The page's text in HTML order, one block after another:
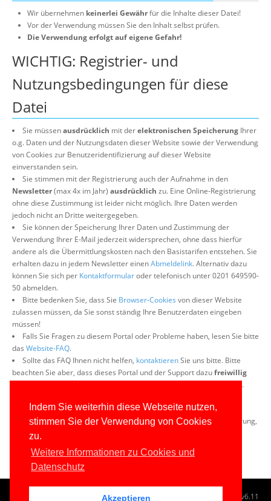
Indem Sie weiterhin diese Webseite nutzen,
stimmen Sie der Verwendung von Cookies
zu.
Weitere Informationen zu Cookies und
Datenschutz
Akzeptieren
Wir übernehmen keinerlei Gewährfür die Inhalte dieser Datei!
Vor der Verwendung müssen Sie den Inhalt selbst prüfen.
Die Verwendung erfolgt auf eigene Gefahr!
WICHTIG: Registrier- und
Nutzungsbedingungen für diese
Datei
Sie müssenausdrücklich mit derelektronischen Speicherung Ihrer
o.g. Daten und der Nutzungsdaten dieser Website sowie der Verwendung
von Cookies zur Benutzeridentifizierung auf dieser Website
einverstanden sein.
Sie stimmen mit der Registrierung auch der Aufnahme in den
Newsletter(max 4x im Jahr) ausdrücklich zu. Eine Online-Registrierung
ohne diese Zustimmung ist leider nicht möglich. Ihre Daten werden
jedoch nicht an Dritte weitergegeben.
Sie können der Speicherung Ihrer Daten und Zustimmung der
Verwendung Ihrer E-Mail jederzeit widersprechen, ohne dass hierfür
andere als die Übermittlungskosten nach den Basistarifen entstehen. Sie
erhalten dazu in jedem Newsletter einenAbmeldelink. Alternativ dazu
können Sie sich per Kontaktformularoder telefonisch unter 0201 649590-
50 abmelden.
Bitte bedenken Sie, dass Sie Browser-Cookies von dieser Website
zulassen müssen, da Sie sonst ständig Ihre Benutzerdaten eingeben
müssen!
Falls Sie Fragen zu diesem Portal oder Probleme haben, lesen Sie bitte
das Website-FAQ.
Sollte das FAQ Ihnen nicht helfen, kontaktierenSie uns bitte. Bitte
beachten Sie aber, dass dieses Portal und der Support dazufreiwillig
ist. Daher kann eine Antwort einige Tage dauern.
einverstanden sind, können Sie diese Datei nicht auf diesem Wege
beziehen. Bitte melden Sie sich dann ggf. bei unstelefonisch
zur Klärung,
auf welchem Wege Sie die Datei erhalten können.
www.IT-Visions.de-Dr. Holger Schwichtenberg v6.11